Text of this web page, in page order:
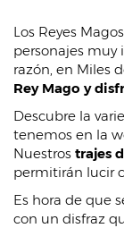
Los Reyes
personajes muy
razón, en Miles
Rey Mago y
Descubre la
tenemos en la
Nuestros trajes
permitirán lucir
Es hora de que
con un disfraz